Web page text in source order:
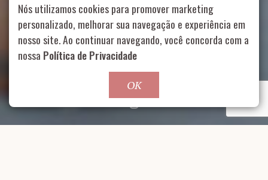
Rua Aurélia, 1714 – Vila Romana, São Paulo – SP | 55 11
99178-5848 | contato@nucleofood.com
Role para continar
Nós utilizamos cookies para promover marketing
personalizado, melhorar sua navegação e experiência em
nosso site. Ao continuar navegando, você concorda com a
nossa Política de Privacidade
OK